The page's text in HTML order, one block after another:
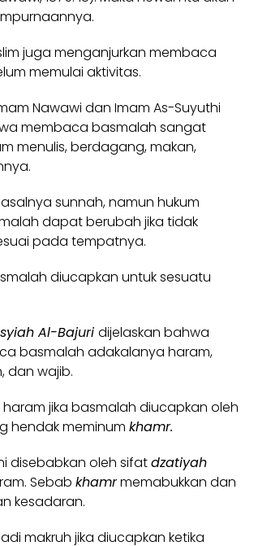
juga menganjurkan membaca
memulai aktivitas.
Nawawi dan Imam As-Suyuthi
membaca basmalah sangat
menulis, berdagang, makan,
sunnah, namun hukum
dapat berubah jika tidak
pada tempatnya.
diucapkan untuk sesuatu
Al-Bajuri dijelaskan bahwa
basmalah adakalanya haram,
dan wajib.
haram jika basmalah diucapkan oleh
hendak meminum khamr.
disebabkan oleh sifatdzatiyah
Sebab khamrmemabukkan dan
kesadaran.
makruh jika diucapkan ketika